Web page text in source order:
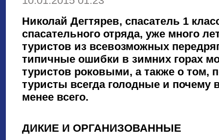
Николай Дегтярев, спасатель 1
спасательного отряда, уже много
туристов из всевозможных
типичные ошибки в зимних горах
туристов роковыми, а также о том,
туристы всегда голодные и почему
менее всего.
ДИКИЕ И ОРГАНИЗОВАННЫЕ